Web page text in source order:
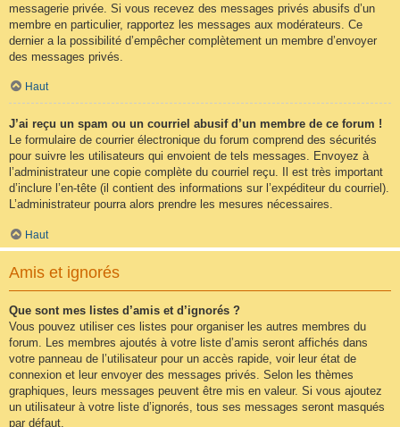
messagerie privée. Si vous recevez des messages privés abusifs d’un
membre en particulier, rapportez les messages aux modérateurs. Ce
dernier a la possibilité d’empêcher complètement un membre d’envoyer
des messages privés.
Haut
J’ai reçu un spam ou un courriel abusif d’un membre de ce forum !
Le formulaire de courrier électronique du forum comprend des sécurités
pour suivre les utilisateurs qui envoient de tels messages. Envoyez à
l’administrateur une copie complète du courriel reçu. Il est très important
d’inclure l’en-tête (il contient des informations sur l’expéditeur du courriel).
L’administrateur pourra alors prendre les mesures nécessaires.
Haut
Amis et ignorés
Que sont mes listes d’amis et d’ignorés ?
Vous pouvez utiliser ces listes pour organiser les autres membres du
forum. Les membres ajoutés à votre liste d’amis seront affichés dans
votre panneau de l’utilisateur pour un accès rapide, voir leur état de
connexion et leur envoyer des messages privés. Selon les thèmes
graphiques, leurs messages peuvent être mis en valeur. Si vous ajoutez
un utilisateur à votre liste d’ignorés, tous ses messages seront masqués
par défaut.